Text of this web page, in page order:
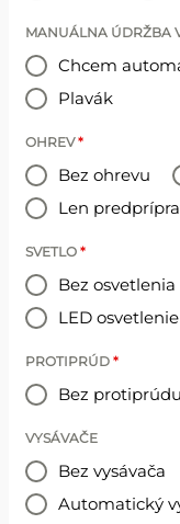
MANUÁLNA ÚDRŽBA
Chcem
Plavák
OHREV*
Bez ohrevu
Len
SVETLO *
Bez osvetlenia
LED
PROTIPRÚD *
Bez protiprúdu
VYSÁVAČE
Bez vysávača
Automatický